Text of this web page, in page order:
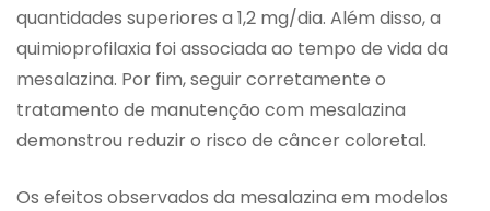
quantidades superiores a 1,2 mg/dia. Além disso, a
quimioprofilaxia foi associada ao tempo de vida da
mesalazina. Por fim, seguir corretamente o
tratamento de manutenção com mesalazina
demonstrou reduzir o risco de câncer coloretal.
Os efeitos observados da mesalazina em modelos